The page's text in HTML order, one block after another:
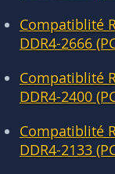
Compatiblité
DDR4-2666
Compatiblité
DDR4-2400
Compatiblité
DDR4-2133